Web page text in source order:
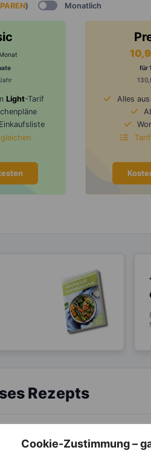
Cookie-Zustimmung –
) Monatlich
Light-Tarif
für
Alles
Rezepts